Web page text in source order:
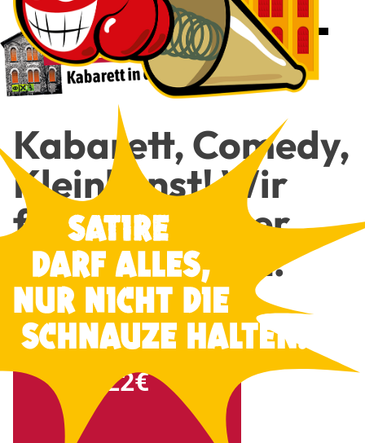
Kaba­rett, Come­dy,
Klein­kunst! Wir
freu­en uns über
Dei­nen Besuch!
22€